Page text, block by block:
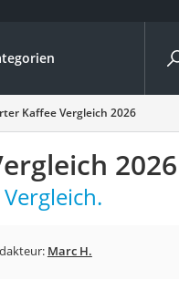
Vergleiche nach
Kapseln
Kaffee Vergleich 2026
2026
Marc H.